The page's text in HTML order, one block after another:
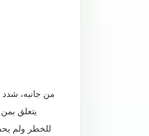
من جانبه، شدد
يتعلق
للخطر ولم